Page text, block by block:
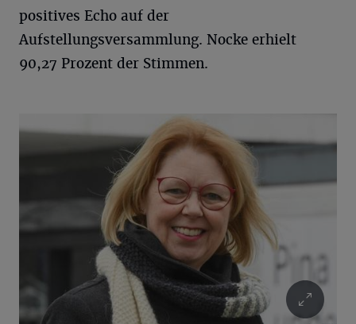
positives Echo auf der
Aufstellungsversammlung. Nocke erhielt
90,27 Prozent der Stimmen.